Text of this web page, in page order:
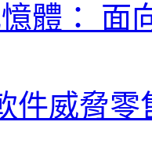
體： 面
件威脅